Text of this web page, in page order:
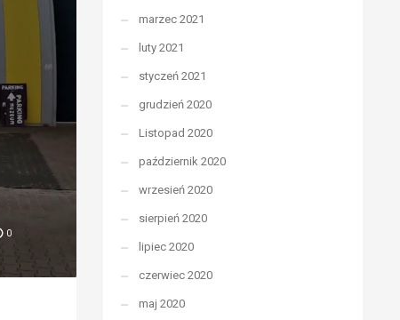
0
marzec 2021
luty 2021
styczeń 2021
grudzień 2020
Listopad 2020
październik 2020
wrzesień 2020
sierpień 2020
lipiec 2020
czerwiec 2020
maj 2020